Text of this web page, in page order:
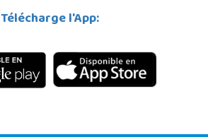
Télécharge l'App: